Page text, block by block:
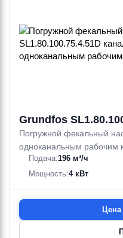
Grundfos
Погружной фекальный
одноканальным рабочим
Подача:196 м³/ч
Мощность:4 кВт
Цена